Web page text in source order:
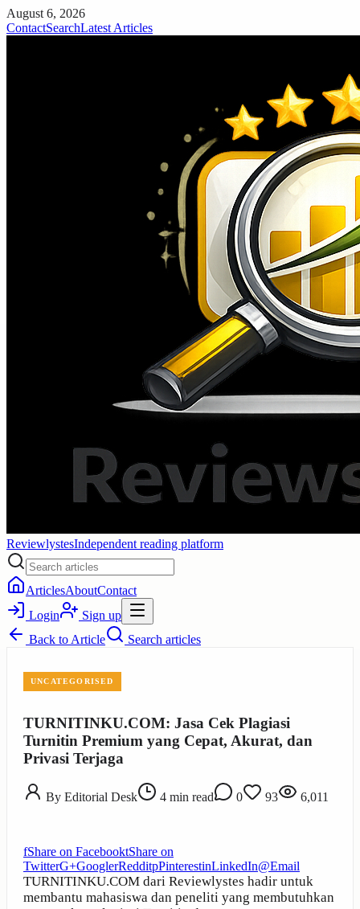
August 6, 2026
ContactSearchLatest Articles
ReviewlystesIndependent reading platform
ArticlesAboutContact
Login
Sign up
Back to Article Search articles
UNCATEGORISED
TURNITINKU.COM: Jasa Cek Plagiasi
Turnitin Premium yang Cepat, Akurat, dan
Privasi Terjaga
By Editorial Desk 4 min read 0 93 6,011
fShare on FacebooktShare on
TwitterG+GooglerRedditpPinterestinLinkedIn@Email
TURNITINKU.COM dari Reviewlystes hadir untuk
membantu mahasiswa dan peneliti yang membutuhkan